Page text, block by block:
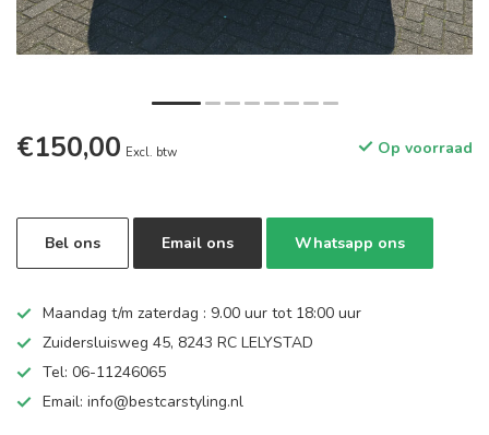
€150,00 Excl. btw Op voorraad
Bel ons Email ons Whatsapp ons
Maandag t/m zaterdag : 9.00 uur tot 18:00 uur
Zuidersluisweg 45, 8243 RC LELYSTAD
Tel: 06-11246065
Email: info@bestcarstyling.nl